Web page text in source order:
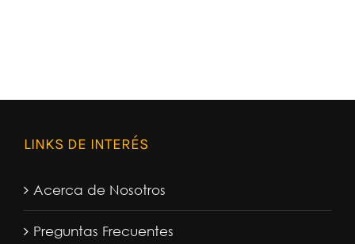
LINKS DE INTERÉS
Acerca de Nosotros
Preguntas Frecuentes